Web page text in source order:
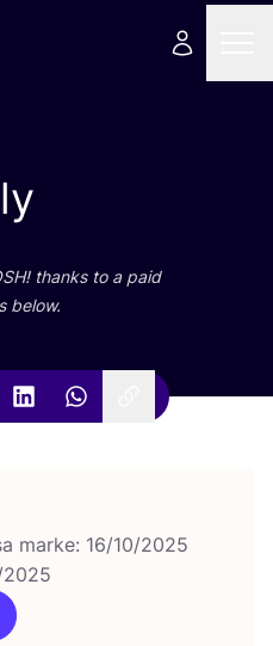
! than­ks to a paid
below.
marke: 16/10/2025
2025